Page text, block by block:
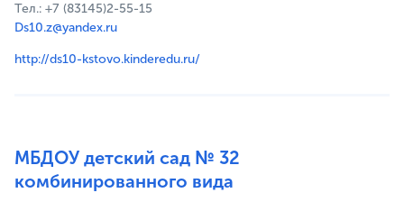
Тел.: +7 (83145)2-55-15
Ds10.z@yandex.ru
http://ds10-kstovo.kinderedu.ru/
МБДОУ детский сад № 32
комбинированного вида